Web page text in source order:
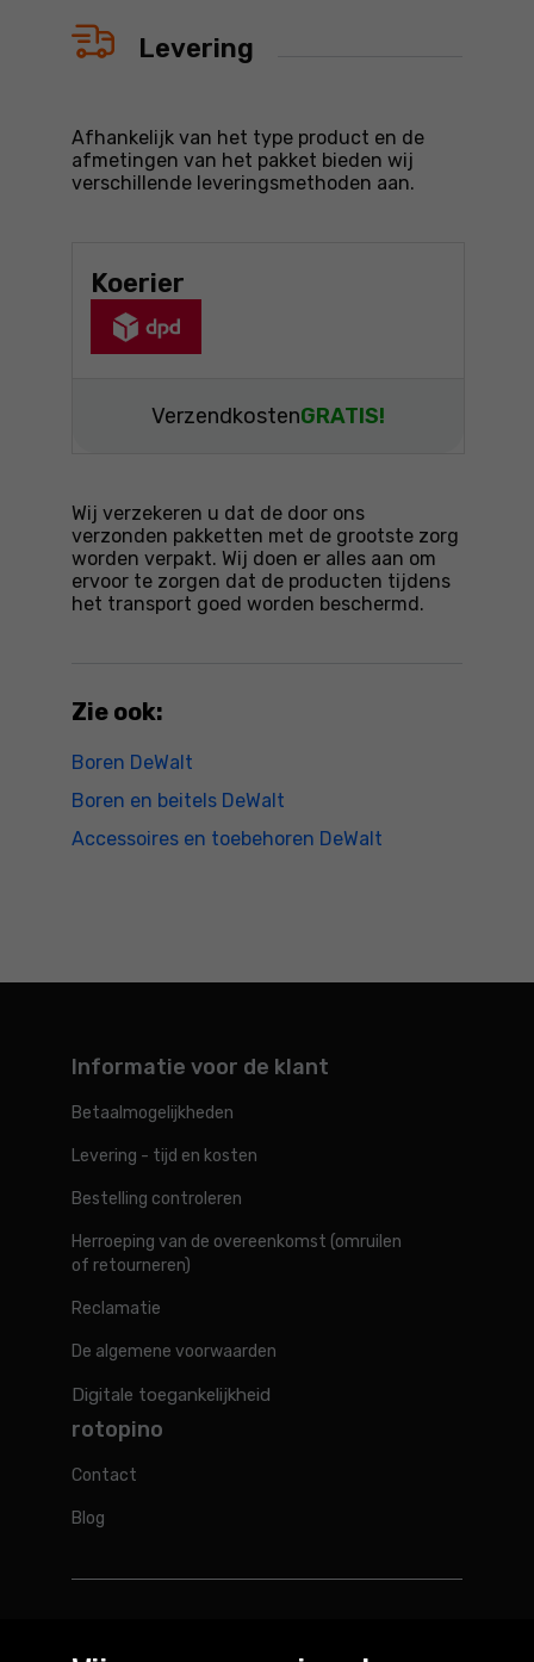
Levering
Afhankelijk van het type product en de
afmetingen van het pakket bieden wij
verschillende leveringsmethoden aan.
Koerier
VerzendkostenGRATIS!
Wij verzekeren u dat de door ons
verzonden pakketten met de grootste zorg
worden verpakt. Wij doen er alles aan om
ervoor te zorgen dat de producten tijdens
het transport goed worden beschermd.
Zie ook:
Boren DeWalt
Boren en beitels DeWalt
Accessoires en toebehoren DeWalt
Informatie voor de klant
Betaalmogelijkheden
Levering - tijd en kosten
Bestelling controleren
Herroeping van de overeenkomst (omruilen
of retourneren)
Reclamatie
De algemene voorwaarden
Digitale toegankelijkheid
rotopino
Contact
Blog